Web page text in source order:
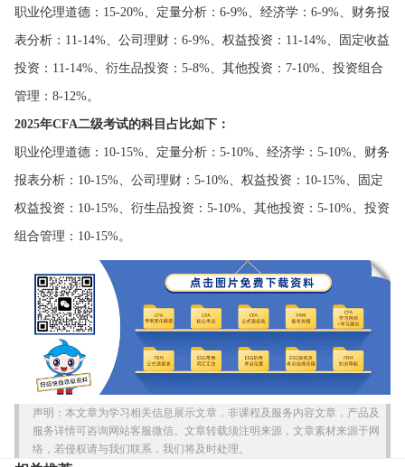
职业伦理道德‌：15-20%、定量分析‌：6-9%、经济学‌：6-9%、财务报
表分析‌：11-14%、公司理财‌：6-9%、权益投资‌：11-14%、固定收益
投资‌：11-14%、衍生品投资‌：5-8%、其他投资‌：7-10%、投资组合
管理‌：8-12%。
‌2025年CFA二级考试的科目占比如下‌：
职业伦理道德：10-15%、定量分析：5-10%、经济学：5-10%、财务
报表分析：10-15%、公司理财：5-10%、权益投资：10-15%、固定
权益投资：10-15%、衍生品投资：5-10%、其他投资：5-10%、投资
组合管理：10-15%‌‌。
声明：本文章为学习相关信息展示文章，非课程及服务内容文章，产品及
服务详情可咨询网站客服微信。文章转载须注明来源，文章素材来源于网
络，若侵权请与我们联系，我们将及时处理。